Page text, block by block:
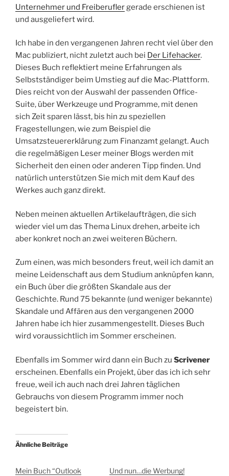
Unternehmer und Freiberuflergerade erschienen ist
und ausgeliefert wird.
Ich habe in den vergangenen Jahren recht viel über den
Mac publiziert, nicht zuletzt auch bei Der Lifehacker.
Dieses Buch reflektiert meine Erfahrungen als
Selbstständiger beim Umstieg auf die Mac-Plattform.
Dies reicht von der Auswahl der passenden Office-
Suite, über Werkzeuge und Programme, mit denen
sich Zeit sparen lässt, bis hin zu speziellen
Fragestellungen, wie zum Beispiel die
Umsatzsteuererklärung zum Finanzamt gelangt. Auch
die regelmäßigen Leser meiner Blogs werden mit
Sicherheit den einen oder anderen Tipp finden. Und
natürlich unterstützen Sie mich mit dem Kauf des
Werkes auch ganz direkt.
Neben meinen aktuellen Artikelaufträgen, die sich
wieder viel um das Thema Linux drehen, arbeite ich
aber konkret noch an zwei weiteren Büchern.
Zum einen, was mich besonders freut, weil ich damit an
meine Leidenschaft aus dem Studium anknüpfen kann,
ein Buch über die größten Skandale aus der
Geschichte. Rund 75 bekannte (und weniger bekannte)
Skandale und Affären aus den vergangenen 2000
Jahren habe ich hier zusammengestellt. Dieses Buch
wird voraussichtlich im Sommer erscheinen.
Ebenfalls im Sommer wird dann ein Buch zu Scrivener
erscheinen. Ebenfalls ein Projekt, über das ich ich sehr
freue, weil ich auch nach drei Jahren täglichen
Gebrauchs von diesem Programm immer noch
begeistert bin.
Ähnliche Beiträge
Mein Buch “Outlook
Und nun…die Werbung!